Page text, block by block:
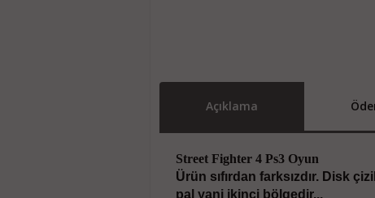
Açıklama
Street Fighter 4 Ps3 Oyun
Ürün sıfırdan farksızdır. Disk
pal yani ikinci bölgedir...